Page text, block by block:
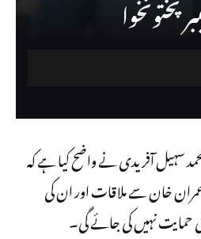
سہیل آفریدی نے واضح کیا ہے کہ
خان سے ملاقات اور ان کی
حمایت نہیں کی جائے گی۔